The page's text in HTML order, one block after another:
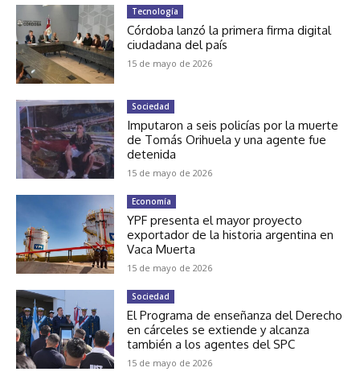
Tecnología
Córdoba lanzó la primera firma digital
ciudadana del país
15 de mayo de 2026
Sociedad
Imputaron a seis policías por la muerte
de Tomás Orihuela y una agente fue
detenida
15 de mayo de 2026
Economía
YPF presenta el mayor proyecto
exportador de la historia argentina en
Vaca Muerta
15 de mayo de 2026
Sociedad
El Programa de enseñanza del Derecho
en cárceles se extiende y alcanza
también a los agentes del SPC
15 de mayo de 2026